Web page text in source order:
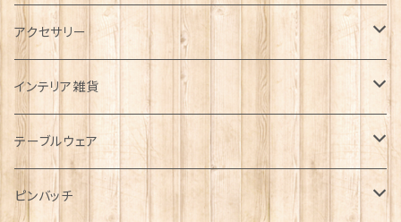
タータンネクタイ
帽子
キャップ
ハンチング帽
Tシャツ
マフラー
アクセサリー
ORTAK
ブローチ
ペンダント
インテリア雑貨
インテリア置物
ラブスプーン
テーブルウェア
ティータオル
ピンバッチ